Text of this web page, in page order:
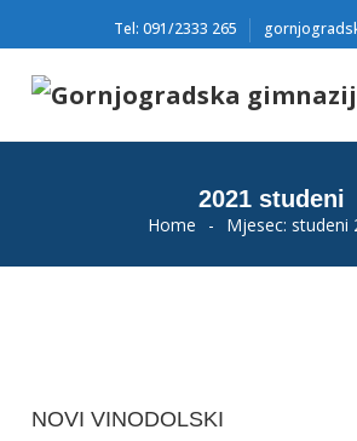
Tel: 091/2333 265
2021 studeni
Home - Mjesec: studeni
NOVI VINODOLSKI